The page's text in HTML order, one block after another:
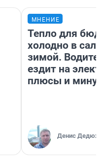
МНЕНИЕ
Тепло для
холодно в
зимой.
ездит на
плюсы и
Денис